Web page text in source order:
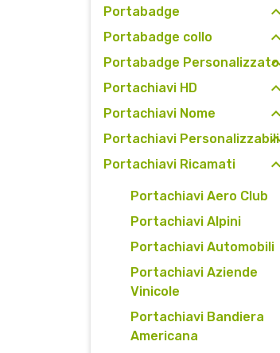
Portabadge
Portabadge collo
Portabadge Personalizzato
Portachiavi HD
Portachiavi Nome
Portachiavi Personalizzabili
Portachiavi Ricamati
Portachiavi Aero Club
Portachiavi Alpini
Portachiavi Automobili
Portachiavi Aziende
Vinicole
Portachiavi Bandiera
Americana